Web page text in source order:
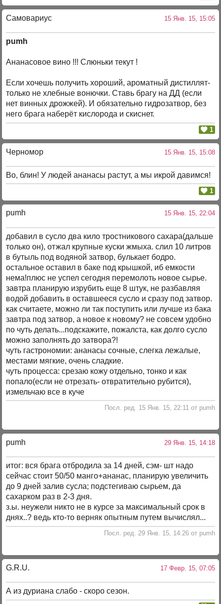
Самовариус 15 Янв. 15, 15:05
pumh
Ананасовое вино !!! Слюньки текут !
Если хочешь получить хороший, ароматный дистиллят-
только не хлебные вонючки. Ставь брагу на ДД (если
нет винных дрожжей). И обязательно гидрозатвор, без
него брага наберёт кислорода и скиснет.
1
Черномор 15 Янв. 15, 15:08
Во, блин! У людей ананасы растут, а мы икрой давимся!
1
pumh 15 Янв. 15, 22:04
добавил в сусло два кило тростникового сахара(дальше
только он), отжал крупные куски жмыха. слил 10 литров
в бутыль под водяной затвор, булькает бодро.
остальное оставил в баке под крышкой, иб емкости
нема!плюс не успел сегодня перемолоть новое сырье.
завтра планирую изрубить еще 8 штук, не разбавляя
водой добавить в оставшееся сусло и сразу под затвор.
как считаете, можно ли так поступить или лучше из бака
завтра под затвор, а новое к новому? не совсем удобно
по чуть делать...подскажите, пожалста, как долго сусло
можно заполнять до затвора?!
чуть гастрономии: ананасы сочные, слегка лежалые,
местами мягкие, очень сладкие.
чуть процесса: срезаю кожу отдельно, тонко и как
попало(если не отрезать- отвратительно рубится),
измельчаю все в куче
Посл. ред. 15 Янв. 15, 22:11 от pumh
pumh 29 Янв. 15, 14:18
итог: вся брага отбродила за 14 дней, сэм- шт надо
сейчас стоит 50/50 манго+ананас, планирую увеличить
до 9 дней залив сусла; подстегиваю сырьем, да
сахарком раз в 2-3 дня.
з.ы. неужели никто не в курсе за максимальный срок в
днях..? ведь кто-то верняк опытным путем вычислял...
Посл. ред. 29 Янв. 15, 14:26 от pumh
G.R.U. 17 Февр. 15, 07:05
А из дуриана слабо - скоро сезон.